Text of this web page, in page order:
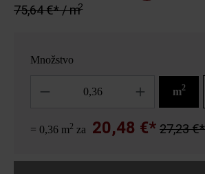
75,64 €* / m2
Množstvo
m2
= 0,36 m2 za 20,48 €* 27,23 €*